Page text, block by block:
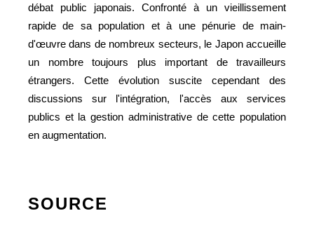
débat public japonais. Confronté à un vieillissement
rapide de sa population et à une pénurie de main-
d'œuvre dans de nombreux secteurs, le Japon accueille
un nombre toujours plus important de travailleurs
étrangers. Cette évolution suscite cependant des
discussions sur l'intégration, l'accès aux services
publics et la gestion administrative de cette population
en augmentation.
SOURCE